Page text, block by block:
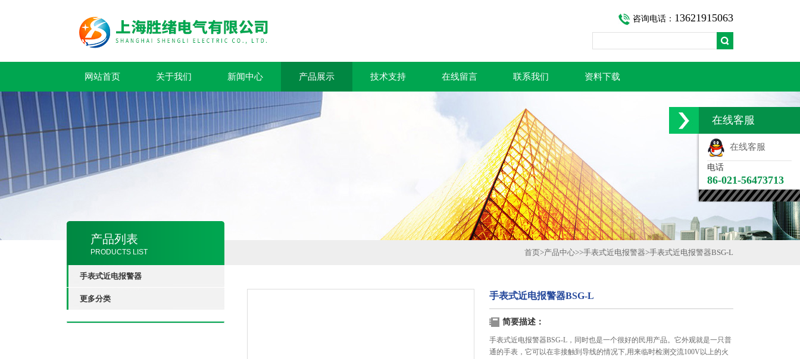
咨询电话： 13621915063
网站首页 关于我们 新闻中心 产品展示 技术支持 在线留言 联系我们 资料下载
产品列表
PRODUCTS LIST
手表式近电报警器
更多分类
首页>产品中心>>手表式近电报警器>手表式近电报警器BSG-L
手表式近电报警器BSG-L
简要描述：
手表式近电报警器BSG-L，同时也是一个很好的民用产品。它外观就是一只普
通的手表，它可以在非接触到导线的情况下,用来临时检测交流100V以上的火
在线客服
在线客服
电话
86-021-56473713